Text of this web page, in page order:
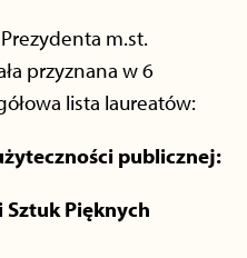
m.st.
przyznana w 6
lista laureatów:
publicznej:
Sztuk Pięknych